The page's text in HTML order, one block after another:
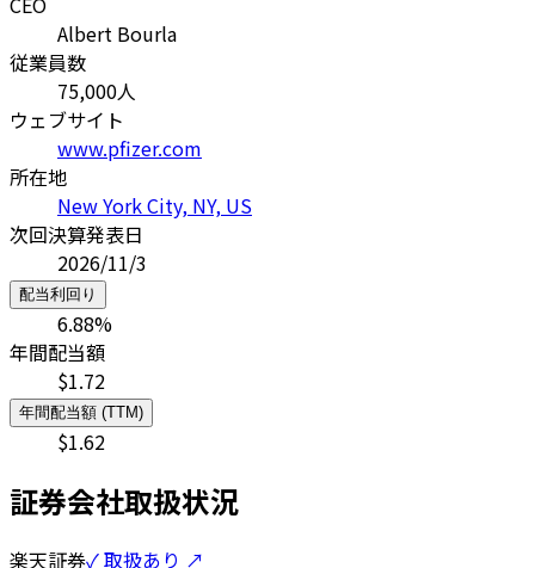
Albert Bourla
従業員数
75,000人
ウェブサイト
www.pfizer.com
所在地
New York City, NY, US
次回決算発表日
2026/11/3
配当利回り
6.88%
年間配当額
$1.72
年間配当額 (TTM)
$1.62
証券会社取扱状況
楽天証券✓ 取扱あり ↗